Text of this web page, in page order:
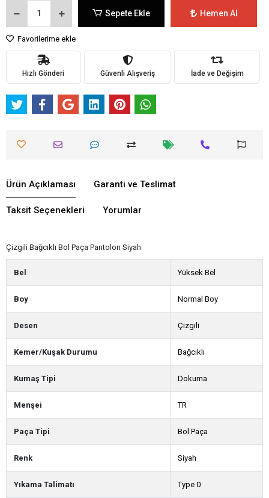
Sepete Ekle Hemen Al
Favorilerime ekle
Hızlı Gönderi Güvenli Alışveriş İade ve Değişim
Ürün Açıklaması Garanti ve Teslimat
Taksit Seçenekleri Yorumlar
Çizgili Bağcıklı Bol Paça Pantolon Siyah
Bel Yüksek Bel
Boy Normal Boy
Desen Çizgili
Kemer/Kuşak Durumu Bağcıklı
Kumaş Tipi Dokuma
Menşei TR
Paça Tipi Bol Paça
Renk Siyah
Yıkama Talimatı Type 0